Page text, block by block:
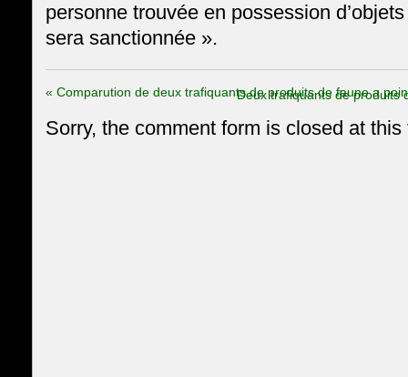
personne trouvée en possession
sera sanctionnée ».
« Comparution de deux trafiquants de produits de faune a
Deux trafiquants de produits
Sorry, the comment form is closed at this